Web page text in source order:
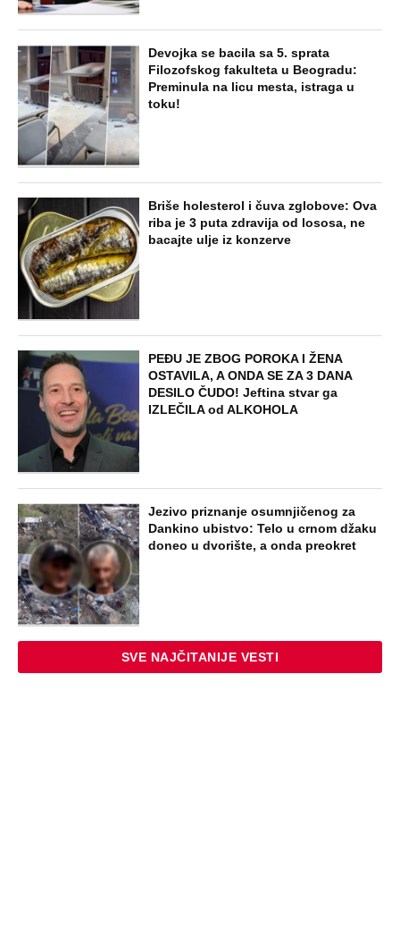
Devojka se bacila sa 5. sprata
Filozofskog fakulteta u Beogradu:
Preminula na licu mesta, istraga u
toku!
Briše holesterol i čuva zglobove: Ova
riba je 3 puta zdravija od lososa, ne
bacajte ulje iz konzerve
PEĐU JE ZBOG POROKA I ŽENA
OSTAVILA, A ONDA SE ZA 3 DANA
DESILO ČUDO! Jeftina stvar ga
IZLEČILA od ALKOHOLA
Jezivo priznanje osumnjičenog za
Dankino ubistvo: Telo u crnom džaku
doneo u dvorište, a onda preokret
SVE NAJČITANIJE VESTI